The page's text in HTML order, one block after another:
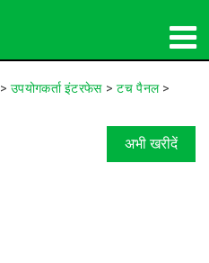
>उपयोगकर्ता इंटरफेस>टच पैनल>
अभी खरीदें